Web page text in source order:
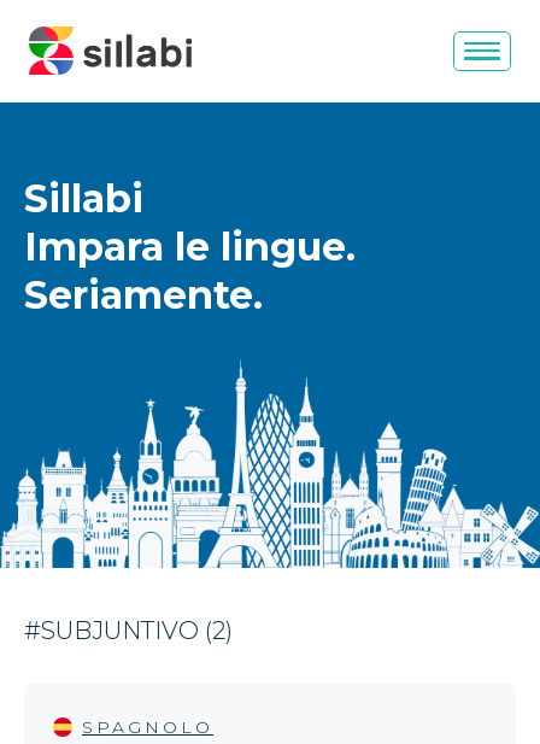
Sillabi
Impara le lingue.
Seriamente.
#SUBJUNTIVO (2)
SPAGNOLO